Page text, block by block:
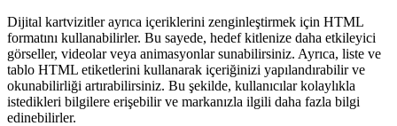
Dijital kartvizitler ayrıca içeriklerini zenginleştirmek için HTML
formatını kullanabilirler. Bu sayede, hedef kitlenize daha etkileyici
görseller, videolar veya animasyonlar sunabilirsiniz. Ayrıca, liste ve
tablo HTML etiketlerini kullanarak içeriğinizi yapılandırabilir ve
okunabilirliği artırabilirsiniz. Bu şekilde, kullanıcılar kolaylıkla
istedikleri bilgilere erişebilir ve markanızla ilgili daha fazla bilgi
edinebilirler.